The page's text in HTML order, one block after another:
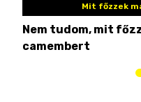
Mit főzzek
Nem tudom, mit
camembert